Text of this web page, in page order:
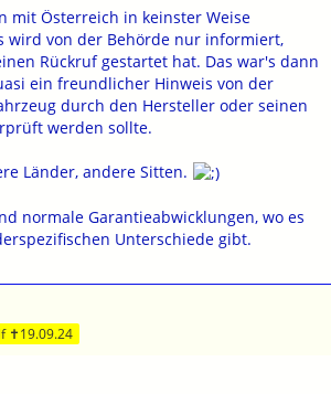
mit Österreich in keinster Weise
wird von der Behörde nur informiert,
Rückruf gestartet hat. Das war's dann
ein freundlicher Hinweis von der
durch den Hersteller oder seinen
werden sollte.
Länder, andere Sitten.
normale Garantieabwicklungen, wo es
Unterschiede gibt.
✝19.09.24